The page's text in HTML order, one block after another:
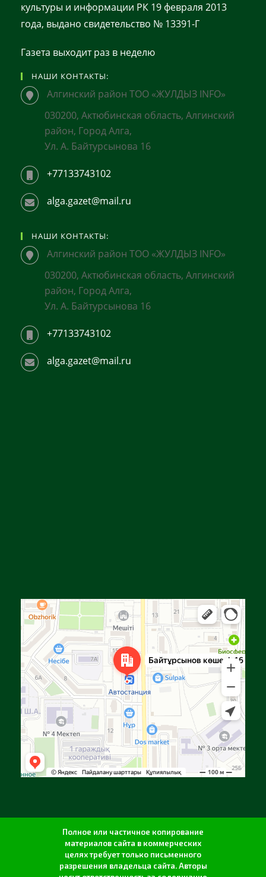
культуры и информации РК 19 февраля 2013
года, выдано свидетельство № 13391-Г
Газета выходит раз в неделю
НАШИ КОНТАКТЫ:
Алгинский район ТОО «ЖУЛДЫЗ INFO»
030200, Актюбинская область, Алгинский
район, Город Алга,
Ул. А. Байтурсынова 16
+77133743102
alga.gazet@mail.ru
НАШИ КОНТАКТЫ:
Алгинский район ТОО «ЖУЛДЫЗ INFO»
030200, Актюбинская область, Алгинский
район, Город Алга,
Ул. А. Байтурсынова 16
+77133743102
alga.gazet@mail.ru
Улица Байтурсынова, 16 — Яндекс Карты
Полное или частичное копирование
материалов сайта в коммерческих
целях требует только письменного
разрешения владельца сайта. Авторы